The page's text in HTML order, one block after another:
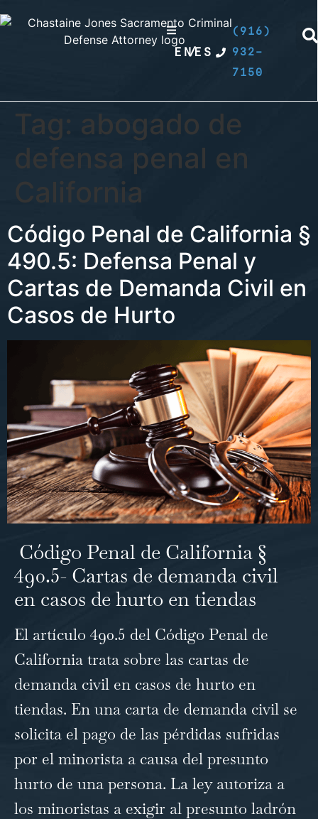
EN
/ES
(916)
932-
7150
Tag: abogado de
defensa penal en
California
Código Penal de California §
490.5: Defensa Penal y
Cartas de Demanda Civil en
Casos de Hurto
Código Penal de California §
490.5- Cartas de demanda civil
en casos de hurto en tiendas
El artículo 490.5 del Código Penal de
California trata sobre las cartas de
demanda civil en casos de hurto en
tiendas. En una carta de demanda civil se
solicita el pago de las pérdidas sufridas
por el minorista a causa del presunto
hurto de una persona. La ley autoriza a
los minoristas a exigir al presunto ladrón